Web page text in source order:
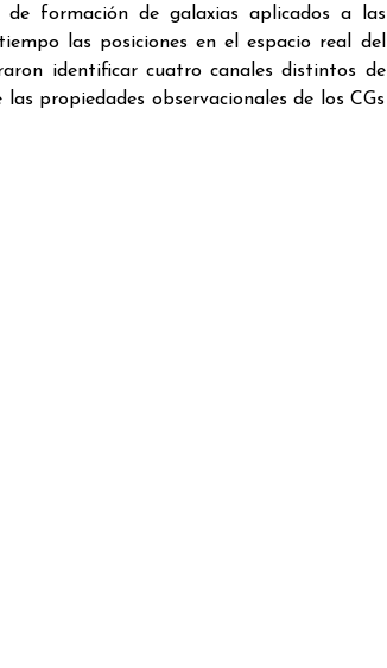
formación de galaxias aplicados a las
las posiciones en el espacio real del
identificar cuatro canales distintos de
propiedades observacionales de los CGs